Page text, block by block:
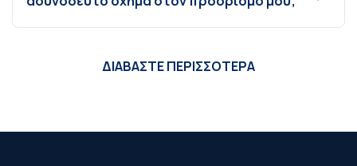
ΔΙΑΒΑΣΤΕ ΠΕΡΙΣΣΟΤΕΡΑ